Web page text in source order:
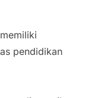
pendidikan